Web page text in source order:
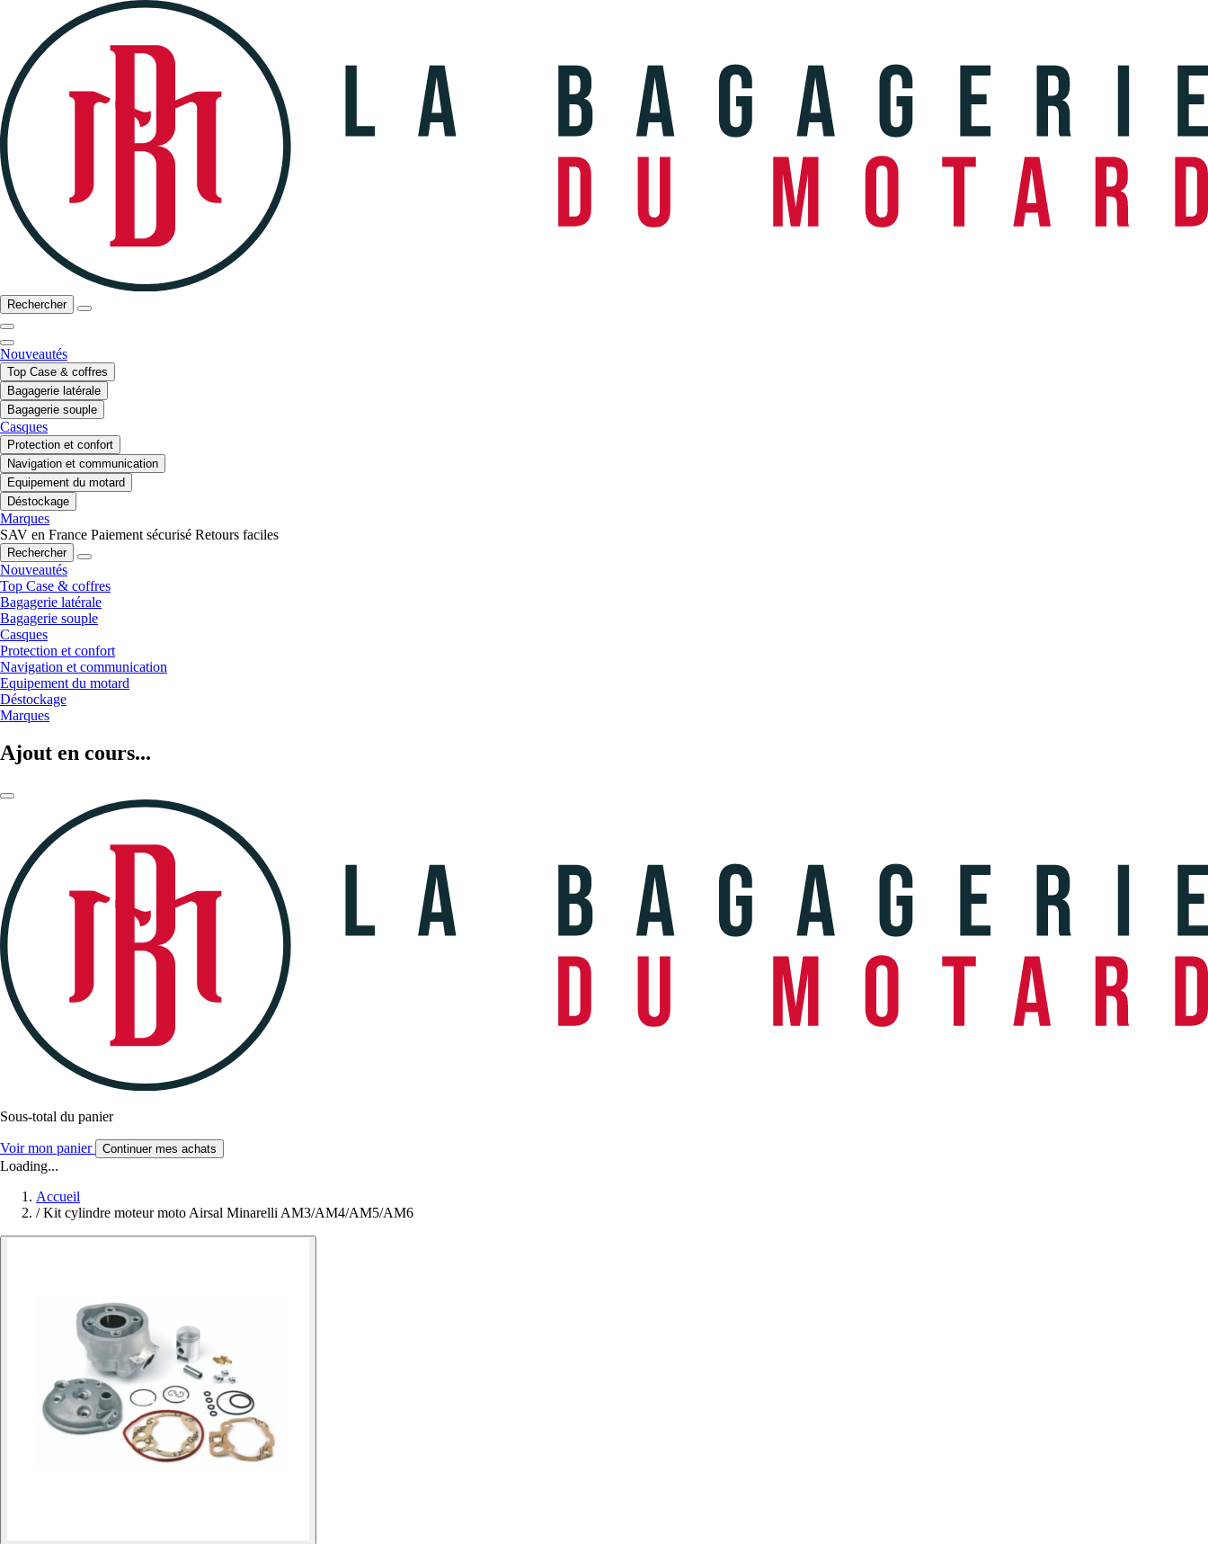
Rechercher
Nouveautés
Top Case & coffres
Bagagerie latérale
Bagagerie souple
Casques
Protection et confort
Navigation et communication
Equipement du motard
Déstockage
Marques
SAV en France Paiement sécurisé Retours faciles
Rechercher
Nouveautés
Top Case & coffres
Bagagerie latérale
Bagagerie souple
Casques
Protection et confort
Navigation et communication
Equipement du motard
Déstockage
Marques
Ajout en cours...
Sous-total du panier
Voir mon panier Continuer mes achats
Loading...
Accueil
/ Kit cylindre moteur moto Airsal Minarelli AM3/AM4/AM5/AM6